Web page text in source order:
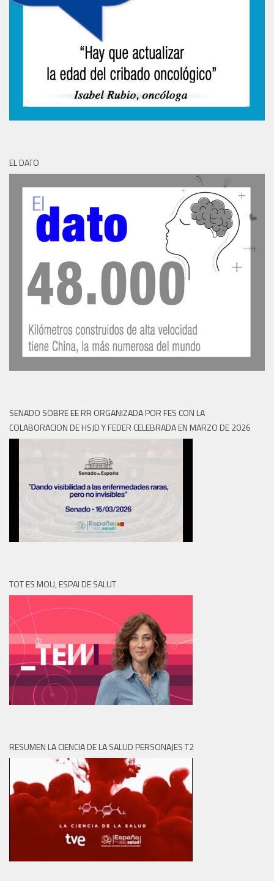
EL DATO
SENADO SOBRE EE RR ORGANIZADA POR FES CON LA
COLABORACION DE HSJD Y FEDER CELEBRADA EN MARZO DE 2026
TOT ES MOU, ESPAI DE SALUT
RESUMEN LA CIENCIA DE LA SALUD PERSONAJES T2